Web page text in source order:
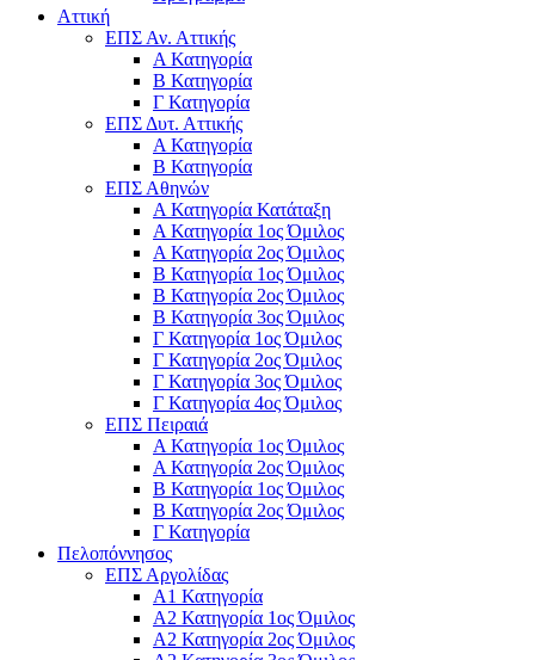
Αττική
ΕΠΣ Αν. Αττικής
Α Κατηγορία
Β Κατηγορία
Γ Κατηγορία
ΕΠΣ Δυτ. Αττικής
Α Κατηγορία
Β Κατηγορία
ΕΠΣ Αθηνών
Α Κατηγορία Κατάταξη
Α Κατηγορία 1ος Όμιλος
Α Κατηγορία 2ος Όμιλος
Β Κατηγορία 1ος Όμιλος
Β Κατηγορία 2ος Όμιλος
Β Κατηγορία 3ος Όμιλος
Γ Κατηγορία 1ος Όμιλος
Γ Κατηγορία 2ος Όμιλος
Γ Κατηγορία 3ος Όμιλος
Γ Κατηγορία 4ος Όμιλος
ΕΠΣ Πειραιά
Α Κατηγορία 1ος Όμιλος
Α Κατηγορία 2ος Όμιλος
Β Κατηγορία 1ος Όμιλος
Β Κατηγορία 2ος Όμιλος
Γ Κατηγορία
Πελοπόννησος
ΕΠΣ Αργολίδας
Α1 Κατηγορία
Α2 Κατηγορία 1ος Όμιλος
Α2 Κατηγορία 2ος Όμιλος